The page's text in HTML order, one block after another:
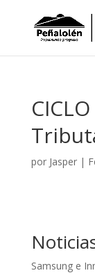
por Jasper|
Samsung e